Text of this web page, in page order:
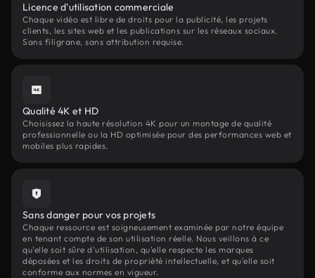
Licence d'utilisation commerciale
Chaque vidéo est libre de droits pour la publicité, les projets
clients, les sites web et les publications sur les réseaux sociaux.
Sans filigrane, sans attribution requise.
Qualité 4K et HD
Choisissez la haute résolution 4K pour un montage de qualité
professionnelle ou la HD optimisée pour des performances web et
mobiles plus rapides.
Sans danger pour vos projets
Chaque ressource est soigneusement examinée par notre équipe
en tenant compte de son utilisation réelle. Nous veillons à ce
qu'elle soit sûre d'utilisation, qu'elle respecte les marques
déposées et les droits de propriété intellectuelle, et qu'elle soit
conforme aux normes en vigueur.